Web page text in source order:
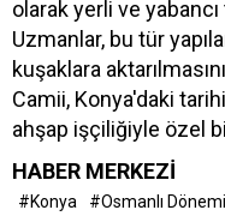
olarak yerli ve
Uzmanlar, bu tür
kuşaklara
Camii, Konya'daki
ahşap işçiliğiyle özel
HABER MERKEZİ
#Konya #Osmanlı Dönemi